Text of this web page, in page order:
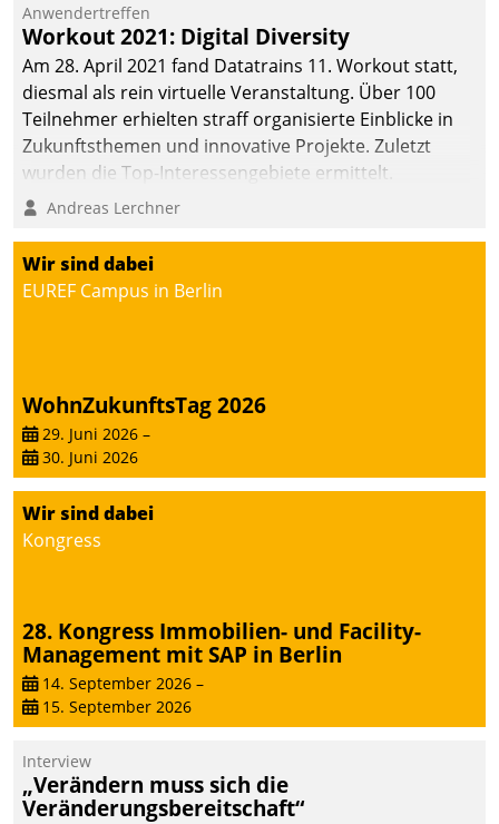
Cloud-Strategien und -
Lösungen mit hohem
Zukunftspotenzial.
Anwendertreffen
Workout 2021: Digital Diversity
Am 28. April 2021 fand Datatrains 11. Workout statt,
diesmal als rein virtuelle Veranstaltung. Über 100
Teilnehmer erhielten straff organisierte Einblicke in
Zukunftsthemen und innovative Projekte. Zuletzt
wurden die Top-Interessengebiete ermittelt.
Andreas Lerchner
Wir sind dabei
EUREF Campus in Berlin
WohnZukunftsTag 2026
29. Juni 2026 –
30. Juni 2026
Wir sind dabei
Kongress
28. Kongress Immobilien- und Facility-
Management mit SAP in Berlin
14. September 2026 –
15. September 2026
Interview
„Verändern muss sich die
Veränderungsbereitschaft“